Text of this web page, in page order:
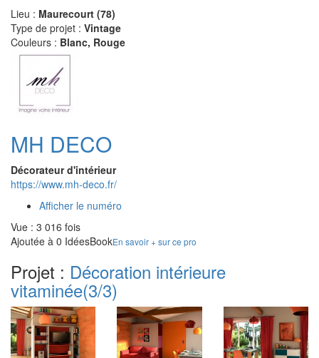
Lieu : Maurecourt (78)
Type de projet : Vintage
Couleurs : Blanc, Rouge
MH DECO
Décorateur d'intérieur
https://www.mh-deco.fr/
Afficher le numéro
Vue : 3 016 fois
Ajoutée à 0 IdéesBookEn savoir + sur ce pro
Projet : Décoration intérieure
vitaminée(3/3)